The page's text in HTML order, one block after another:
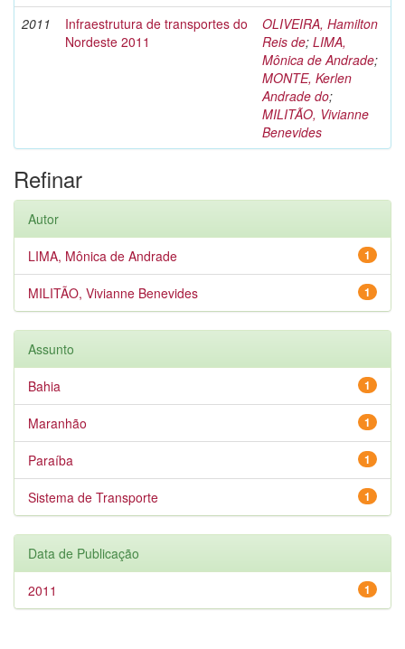
2011
Infraestrutura de transportes do
Nordeste 2011
OLIVEIRA, Hamilton
Reis de; LIMA,
Mônica de Andrade;
MONTE, Kerlen
Andrade do;
MILITÃO, Vivianne
Benevides
Refinar
Autor
1
LIMA, Mônica de Andrade
1
MILITÃO, Vivianne Benevides
Assunto
1
Bahia
1
Maranhão
1
Paraíba
1
Sistema de Transporte
Data de Publicação
1
2011